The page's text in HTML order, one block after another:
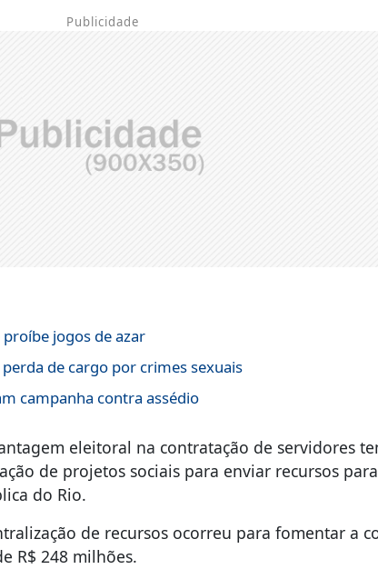
Publicidade
jogos de azar
de cargo por crimes sexuais
campanha contra assédio
eleitoral na contratação de servidores
de projetos sociais para enviar recursos
do Rio.
de recursos ocorreu para fomentar a
R$ 248 milhões.